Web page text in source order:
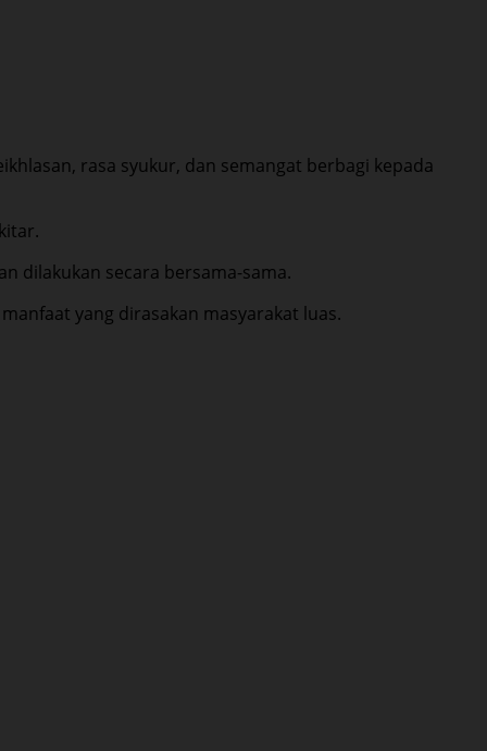
rasa syukur, dan semangat berbagi kepada
dilakukan secara bersama-sama.
yang dirasakan masyarakat luas.